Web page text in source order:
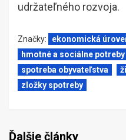
udržateľného rozvoja.
Značky: ekonomická
hmotné a sociálne potreby
spotreba obyvateľstva
zložky spotreby
Ďalšie články